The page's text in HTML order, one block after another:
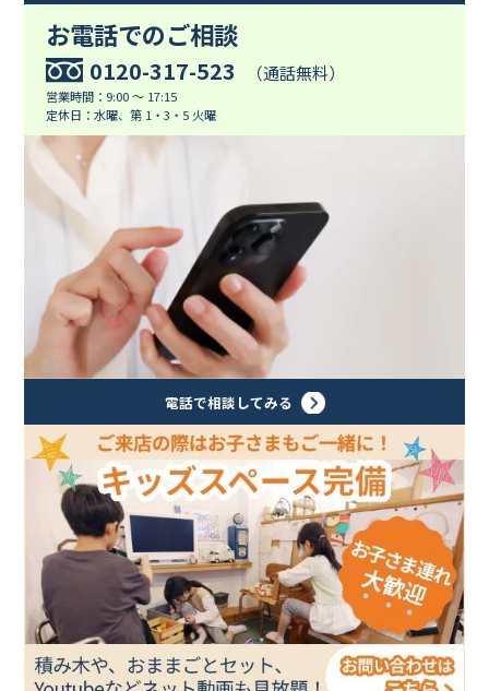
お電話でのご相談
0120-317-523 （通話無料）
営業時間：9:00 ～ 17:15
定休日：水曜、第 1・3・5 火曜
電話で相談してみる